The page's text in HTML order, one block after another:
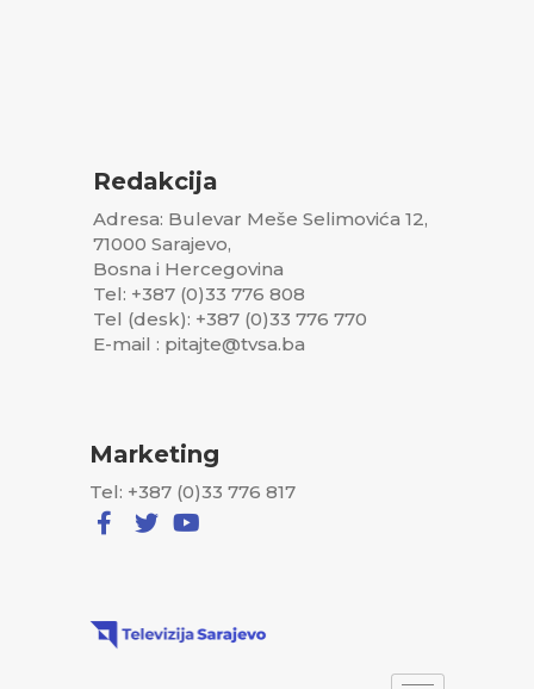
Redakcija
Adresa: Bulevar Meše Selimovića 12,
71000 Sarajevo,
Bosna i Hercegovina
Tel: +387 (0)33 776 808
Tel (desk): +387 (0)33 776 770
E-mail : pitajte@tvsa.ba
Marketing
Tel: +387 (0)33 776 817